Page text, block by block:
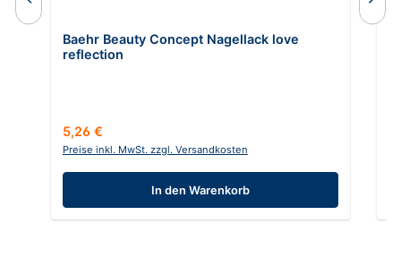
Baehr Beauty Concept Nagellack love
reflection
Regulärer Preis:
5,26 €
Preise inkl. MwSt. zzgl. Versandkosten
In den Warenkorb